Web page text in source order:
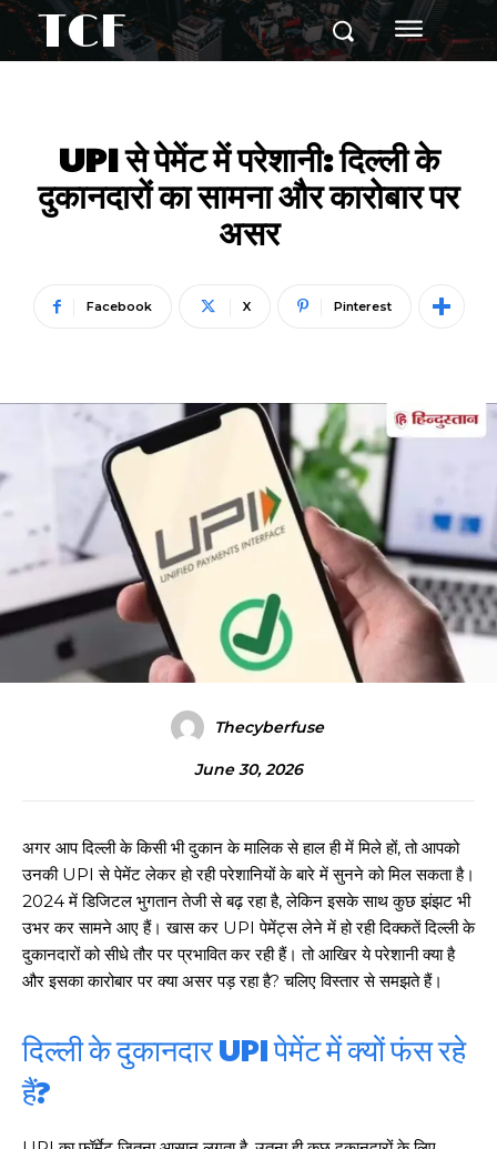
TCF
UPI से पेमेंट में परेशानी: दिल्ली के
दुकानदारों का सामना और कारोबार पर
असर
Facebook X Pinterest
Thecyberfuse
June 30, 2026
अगर आप दिल्ली के किसी भी दुकान के मालिक से हाल ही में मिले हों, तो आपको
उनकी UPI से पेमेंट लेकर हो रही परेशानियों के बारे में सुनने को मिल सकता है।
2024 में डिजिटल भुगतान तेजी से बढ़ रहा है, लेकिन इसके साथ कुछ झंझट भी
उभर कर सामने आए हैं। खास कर UPI पेमेंट्स लेने में हो रही दिक्कतें दिल्ली के
दुकानदारों को सीधे तौर पर प्रभावित कर रही हैं। तो आखिर ये परेशानी क्या है
और इसका कारोबार पर क्या असर पड़ रहा है? चलिए विस्तार से समझते हैं।
दिल्ली के दुकानदार UPI पेमेंट में क्यों फंस रहे
हैं?